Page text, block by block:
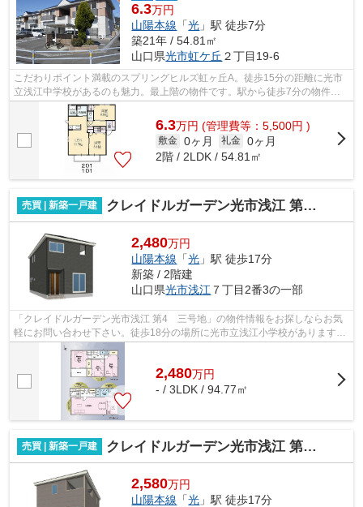
6.3万円
山陽本線 「光 」駅 徒歩7分
築21年 / 54.81㎡
山口県光市虹ケ丘 ２丁目19-6
こだわりポイント満載のスプリングヒルズ虹ヶ丘A。徒歩15分の距離に光市
立浅江中学校があるのも魅力。最上階の物件です。駅から徒歩7分の物件
で、アクセス良好です。賃貸情報をお探し...
6.3万円 (管理費等：5,500円 )
敷金 0ヶ月 礼金 0ヶ月
2階 / 2LDK / 54.81㎡
売買 | 新築一戸建 クレイドルガーデン光市浅江 第4 三号地
2,480万円
山陽本線 「光 」駅 徒歩17分
新築 / 2階建
山口県光市浅江 ７丁目2番3の一部
「クレイドルガーデン光市浅江 第4 三号地」の物件情報をお探しならお気
軽にお問い合わせ下さい。徒歩18分の場所に光市立浅江小学校があります。
令和8年3月築の物件です。こちらは清...
2,480万円
- / 3LDK / 94.77㎡
売買 | 新築一戸建 クレイドルガーデン光市浅江 第4 二号地
2,580万円
山陽本線 「光 」駅 徒歩17分